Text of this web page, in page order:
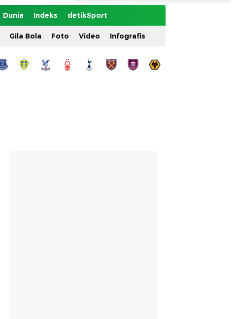
Dunia Indeks detikSport
Gila Bola Foto Video Infografis